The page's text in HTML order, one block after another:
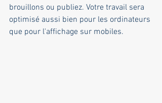
brouillons ou publiez. Votre travail sera
optimisé aussi bien pour les ordinateurs
que pour l'affichage sur mobiles.